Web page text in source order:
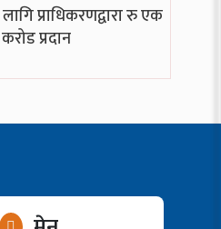
प्राधिकरणद्वारा रु एक
करोड प्रदान